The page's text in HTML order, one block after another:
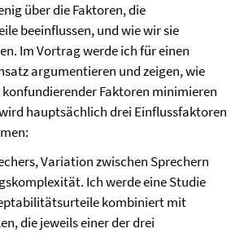
über die Faktoren, die
beeinflussen, und wie wir sie
Im Vortrag werde ich für einen
argumentieren und zeigen, wie
konfundierender Faktoren minimieren
hauptsächlich drei Einflussfaktoren
Variation zwischen Sprechern
Ich werde eine Studie
kombiniert mit
die jeweils einer der drei